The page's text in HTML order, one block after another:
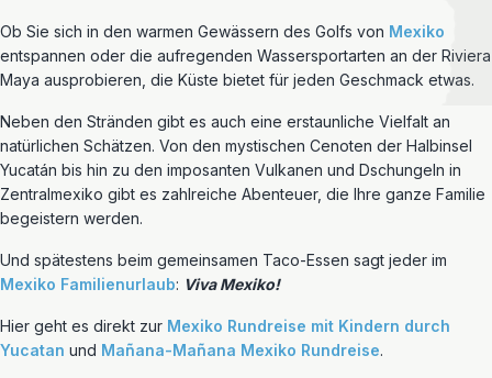
Ob Sie sich in den warmen Gewässern des Golfs von Mexiko
entspannen oder die aufregenden Wassersportarten an der Riviera
Maya ausprobieren, die Küste bietet für jeden Geschmack etwas.
Neben den Stränden gibt es auch eine erstaunliche Vielfalt an
natürlichen Schätzen. Von den mystischen Cenoten der Halbinsel
Yucatán bis hin zu den imposanten Vulkanen und Dschungeln in
Zentralmexiko gibt es zahlreiche Abenteuer, die Ihre ganze Familie
begeistern werden.
Und spätestens beim gemeinsamen Taco-Essen sagt jeder im
Mexiko Familienurlaub: Viva Mexiko!
Hier geht es direkt zur Mexiko Rundreise mit Kindern durch
Yucatan und Mañana-Mañana Mexiko Rundreise.